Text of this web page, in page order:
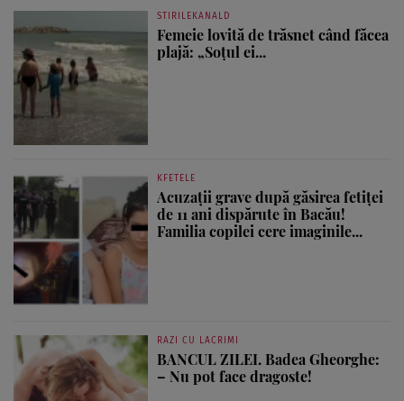
STIRILEKANALD
Femeie lovită de trăsnet când făcea
plajă: „Soțul ei...
KFETELE
Acuzații grave după găsirea fetiței
de 11 ani dispărute în Bacău!
Familia copilei cere imaginile...
RAZI CU LACRIMI
BANCUL ZILEI. Badea Gheorghe:
– Nu pot face dragoste!